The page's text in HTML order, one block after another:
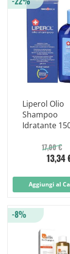
Liperol Olio
Shampoo
Idratante
17,00 €
13,34
Aggiungi al
-8%